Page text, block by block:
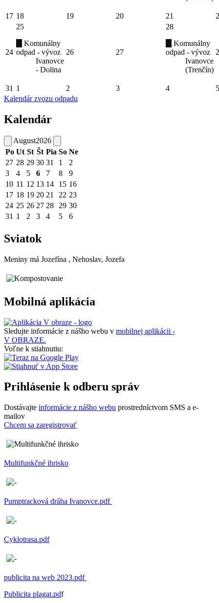
17 18 19 20 21
24
25
Komunálny
odpad - vývoz
Ivanovce
- Dolina
26 27
28
Komunálny
odpad - vývoz
Ivanovce
(Trenčín)
31 1 2 3 4
5
Kalendár zvozu odpadu
Kalendár
August2026
Po Ut St Št Pia So Ne
27 28 29 30 31 1
2
3
4 5 6 7 8
9
10 11 12 13 14 15 16
17 18 19 20 21 22 23
24 25 26 27 28 29 30
31 1 2 3 4 5 6
Sviatok
Meniny má Jozefína , Nehoslav, Jozefa
Mobilná aplikácia
Sledujte informácie z nášho webu v mobilnej aplikácii -
V OBRAZE.
Voľne k stiahnutiu:
Prihlásenie k odberu správ
Dostávajte informácie z nášho webu prostredníctvom SMS a e-
mailov
Chcem sa zaregistrovať
Multifunkčné ihrisko
Pumptracková dráha Ivanovce.pdf
Cyklotrasa.pdf
publicita na web 2023.pdf
Publicita plagat.pdf